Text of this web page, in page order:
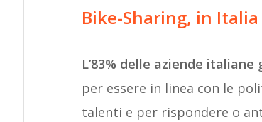
Bike-Sharing, in
L’83% delle aziende italiane
per essere in linea con le
talenti e per rispondere o